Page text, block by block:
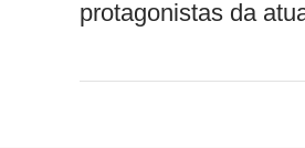
protagonistas da